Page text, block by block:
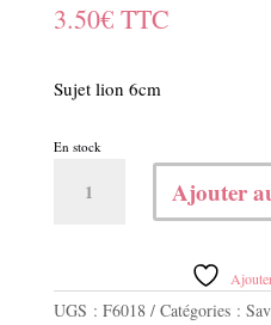
3.50€ TTC
Sujet lion 6cm
En stock
Ajouter
UGS : F6018 Catégories :